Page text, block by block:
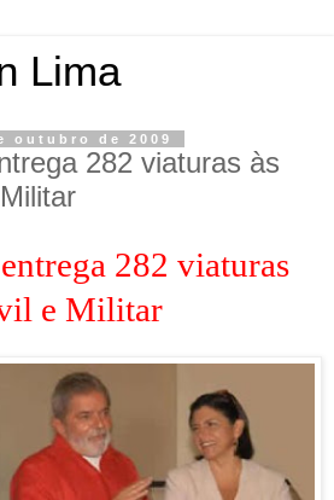
Lima
outubro de 2009
282 viaturas às
282 viaturas
e Militar